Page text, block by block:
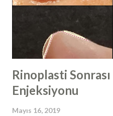
bulaşır. İnsanlarda en sık
virüsü enfeksiyonları görülür
asemptomatiktir.
histonları ile dekore edilmiş ...
Rinoplasti
Enjeksiyonu
Mayıs 16, 2019